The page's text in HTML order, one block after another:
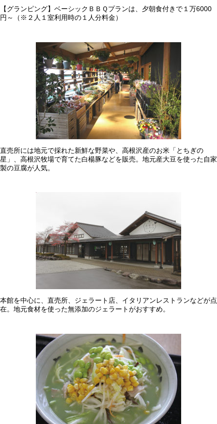
【グランピング】ベーシックＢＢＱプランは、夕朝食付きで１万6000
円～（※２人１室利用時の１人分料金）
直売所には地元で採れた新鮮な野菜や、高根沢産のお米「とちぎの
星」、高根沢牧場で育てた白楊豚などを販売。地元産大豆を使った自家
製の豆腐が人気。
本館を中心に、直売所、ジェラート店、イタリアンレストランなどが点
在。地元食材を使った無添加のジェラートがおすすめ。